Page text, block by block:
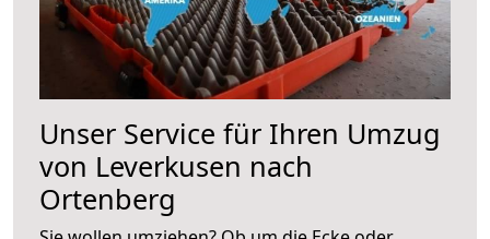
Unser Service für Ihren Umzug
von Leverkusen nach
Ortenberg